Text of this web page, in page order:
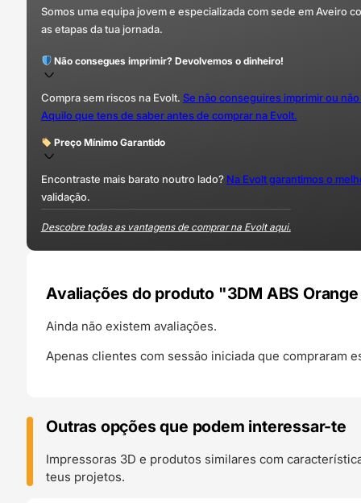
Somos uma equipa jovem e especializada com sede em Aveiro
as etapas da tua jornada.
Não consegues imprimir? Devolvemos o dinheiro!
Compra sem riscos na Evolt. Se não conseguires imprimir ou
Aquilo que tens de saber antes de comprar na Evolt.
Preço Mínimo Garantido
Encontraste mais barato noutro lado? Na Evolt garantimos o
validação.
Descobre todas as vantagens de comprar na Evolt aqui.
Avaliações do produto "3DM ABS
Ainda não existem avaliações.
Apenas clientes com sessão iniciada que compraram
Outras opções que podem interessar-te
Impressoras 3D e produtos similares com
teus projetos.